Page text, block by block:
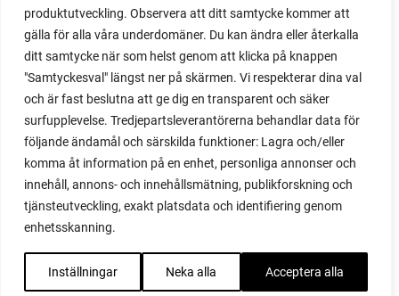
produktutveckling. Observera att ditt samtycke kommer att
gälla för alla våra underdomäner. Du kan ändra eller återkalla
ditt samtycke när som helst genom att klicka på knappen
"Samtyckesval" längst ner på skärmen. Vi respekterar dina val
och är fast beslutna att ge dig en transparent och säker
surfupplevelse. Tredjepartsleverantörerna behandlar data för
följande ändamål och särskilda funktioner: Lagra och/eller
komma åt information på en enhet, personliga annonser och
innehåll, annons- och innehållsmätning, publikforskning och
tjänsteutveckling, exakt platsdata och identifiering genom
enhetsskanning.
Inställningar Neka alla Acceptera alla